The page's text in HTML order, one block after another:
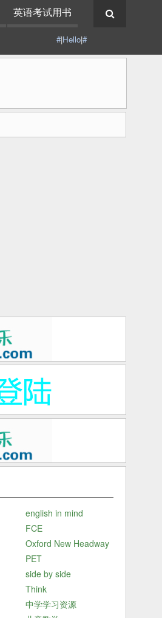
英语考试用书
#|Hello|#
english in mind
FCE
Oxford New Headway
PET
side by side
Think
中学学习资源